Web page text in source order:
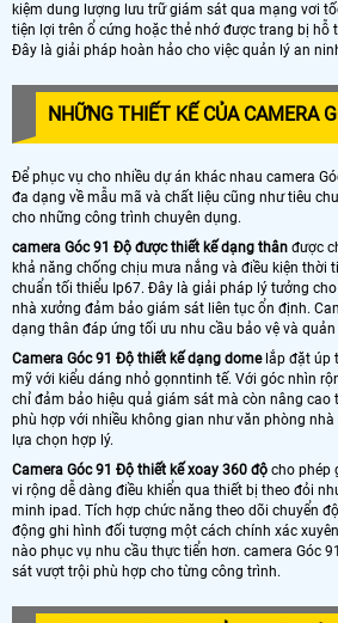
kiệm dung lượng lưu trữ giám sát qua mạng vơi
tiện lợi trên ổ cứng hoặc thẻ nhớ được trang bị hỗ
Đây là giải pháp hoàn hảo cho việc quản lý an
NHỮNG THIẾT KẾ CỦA CAMERA
Để phục vụ cho nhiều dự án khác nhau camera
đa dạng về mẫu mã và chất liệu cũng như tiêu
cho những công trình chuyên dụng.
camera Góc 91 Độ được thiết kế dạng thân được
khả năng chống chịu mưa nắng và điều kiện thời
chuẩn tối thiểu Ip67. Đây là giải pháp lý tưởng
nhà xưởng đảm bảo giám sát liên tục ổn định.
dạng thân đáp ứng tối ưu nhu cầu bảo vệ và
Camera Góc 91 Độ thiết kế dạng domelắp đặt úp
mỹ với kiểu dáng nhỏ gọnntinh tế. Với góc nhìn
chỉ đảm bảo hiệu quả giám sát mà còn nâng cao
phù hợp với nhiều không gian như văn phòng
lựa chọn hợp lý.
Camera Góc 91 Độ thiết kế xoay 360 độ cho phép
vi rộng dễ dàng điều khiển qua thiết bị theo đỏi
minh ipad. Tích hợp chức năng theo dõi chuyển
động ghi hình đối tượng một cách chính xác
nào phục vụ nhu cầu thực tiển hơn. camera Góc
sát vượt trội phù hợp cho từng công trình.